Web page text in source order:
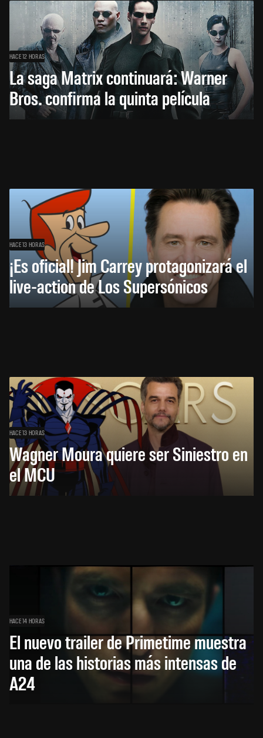
HACE 12 HORAS
La saga Matrix continuará: Warner
Bros. confirma la quinta película
HACE 13 HORAS
¡Es oficial! Jim Carrey protagonizará el
live-action de Los Supersónicos
HACE 13 HORAS
Wagner Moura quiere ser Siniestro en
el MCU
HACE 14 HORAS
El nuevo trailer de Primetime muestra
una de las historias más intensas de
A24